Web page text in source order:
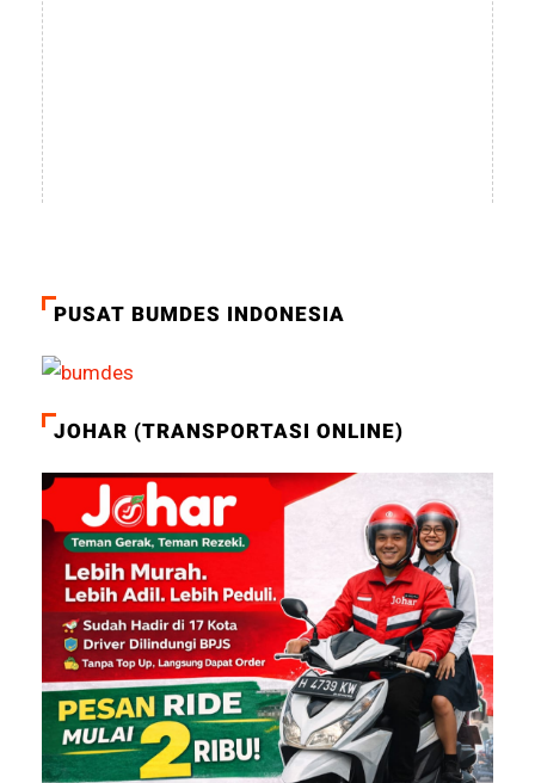
PUSAT BUMDES INDONESIA
JOHAR (TRANSPORTASI ONLINE)